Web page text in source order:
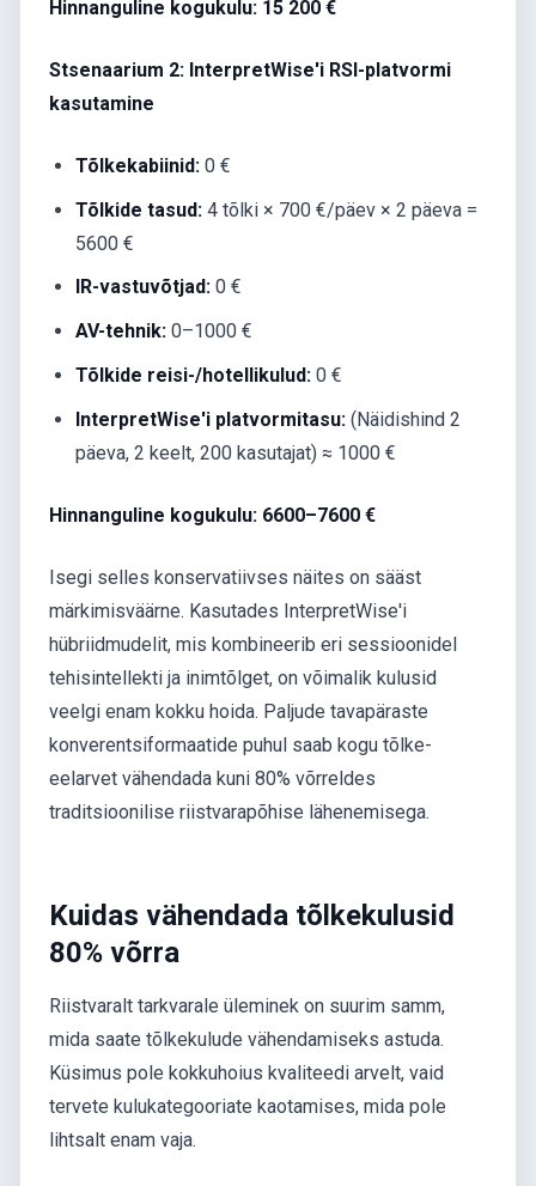
Hinnanguline kogukulu: 15 200 €
Stsenaarium 2: InterpretWise'i RSI-platvormi
kasutamine
Tõlkekabiinid: 0 €
Tõlkide tasud: 4 tõlki × 700 €/päev × 2 päeva =
5600 €
IR-vastuvõtjad: 0 €
AV-tehnik: 0–1000 €
Tõlkide reisi-/hotellikulud: 0 €
InterpretWise'i platvormitasu: (Näidishind 2
päeva, 2 keelt, 200 kasutajat) ≈ 1000 €
Hinnanguline kogukulu: 6600–7600 €
Isegi selles konservatiivses näites on sääst
märkimisväärne. Kasutades InterpretWise'i
hübriidmudelit, mis kombineerib eri sessioonidel
tehisintellekti ja inimtõlget, on võimalik kulusid
veelgi enam kokku hoida. Paljude tavapäraste
konverentsiformaatide puhul saab kogu tõlke-
eelarvet vähendada kuni 80% võrreldes
traditsioonilise riistvarapõhise lähenemisega.
Kuidas vähendada tõlkekulusid
80% võrra
Riistvaralt tarkvarale üleminek on suurim samm,
mida saate tõlkekulude vähendamiseks astuda.
Küsimus pole kokkuhoius kvaliteedi arvelt, vaid
tervete kulukategooriate kaotamises, mida pole
lihtsalt enam vaja.